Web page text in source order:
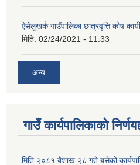
ऐसेलुखर्क गाउँपालिका छात्रवृत्ति कोष
मिति: 02/24/2021 - 11:33
अन्य
गाउँ कार्यपालिकाको
मिति २०८१ बैशाख २८ गते बसेको